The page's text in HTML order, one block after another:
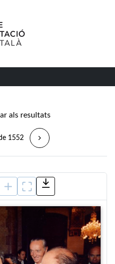
als resultats
1552